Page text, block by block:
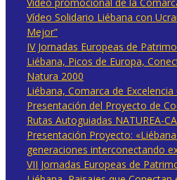
Vídeo Solidario Liébana con
Mejor”
IV Jornadas Europeas de
Liébana, Picos de Europa,
Natura 2000
Liébana, Comarca de
Presentación del Proyecto de
Rutas Autoguiadas NATUREA-
Presentación Proyecto:
generaciones interconectando
VII Jornadas Europeas de